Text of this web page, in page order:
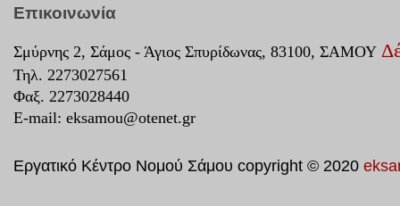
Επικοινωνία
Σμύρνης 2, Σάμος - Άγιος Σπυρίδωνας, 83100, ΣΑΜΟΥ
Τηλ. 2273027561
Φαξ. 2273028440
E-mail: eksamou@otenet.gr
Εργατικό Κέντρο Νομού Σάμου copyright © 2020